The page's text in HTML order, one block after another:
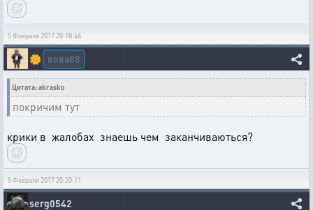
5 Февраля 2017 20:18:46
🌼 вова88
Цитата: akrasko
покричим тут
крики в жалобах знаешь чем заканчиваються?
5 Февраля 2017 20:20:11
serg0542